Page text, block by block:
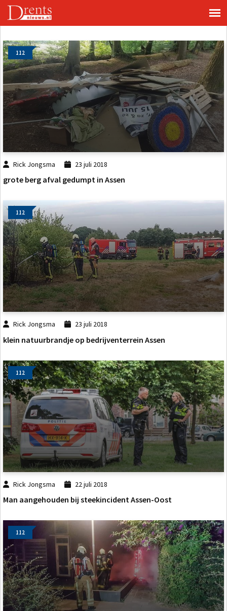
112
Rick Jongsma 23 juli 2018
grote berg afval gedumpt in Assen
112
Rick Jongsma 23 juli 2018
klein natuurbrandje op bedrijventerrein Assen
112
Rick Jongsma 22 juli 2018
Man aangehouden bij steekincident Assen-Oost
112